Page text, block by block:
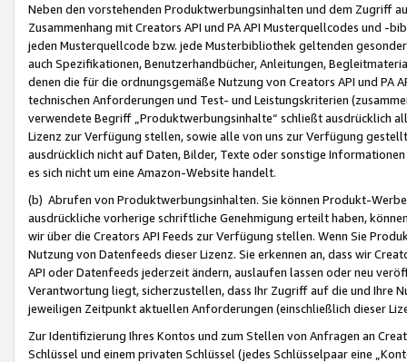
Neben den vorstehenden Produktwerbungsinhalten und dem Zugriff
Zusammenhang mit Creators API und PA API Musterquellcodes und
jeden Musterquellcode bzw. jede Musterbibliothek geltenden
auch Spezifikationen, Benutzerhandbücher, Anleitungen,
denen die für die ordnungsgemäße Nutzung von Creators API und PA
technischen Anforderungen und Test- und Leistungskriterien
verwendete Begriff „Produktwerbungsinhalte“ schließt ausdrücklich
Lizenz zur Verfügung stellen, sowie alle von uns zur Verfügung
ausdrücklich nicht auf Daten, Bilder, Texte oder sonstige
es sich nicht um eine Amazon-Website handelt.
(b) Abrufen von Produktwerbungsinhalten. Sie können Produkt-
ausdrückliche vorherige schriftliche Genehmigung erteilt haben,
wir über die Creators API Feeds zur Verfügung stellen. Wenn Sie
Nutzung von Datenfeeds dieser Lizenz. Sie erkennen an, dass wir
API oder Datenfeeds jederzeit ändern, auslaufen lassen oder neu
Verantwortung liegt, sicherzustellen, dass Ihr Zugriff auf die und Ihre
jeweiligen Zeitpunkt aktuellen Anforderungen (einschließlich dieser
Zur Identifizierung Ihres Kontos und zum Stellen von Anfragen an
Schlüssel und einem privaten Schlüssel (jedes Schlüsselpaar eine